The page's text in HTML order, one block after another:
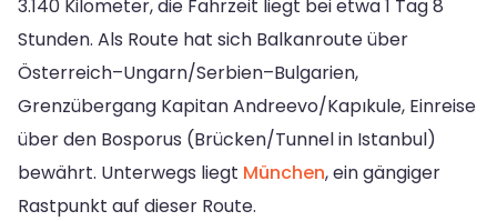
3.140 Kilometer, die Fahrzeit liegt bei etwa 1 Tag 8
Stunden. Als Route hat sich Balkanroute über
Österreich–Ungarn/Serbien–Bulgarien,
Grenzübergang Kapitan Andreevo/Kapıkule, Einreise
über den Bosporus (Brücken/Tunnel in Istanbul)
bewährt. Unterwegs liegt München, ein gängiger
Rastpunkt auf dieser Route.